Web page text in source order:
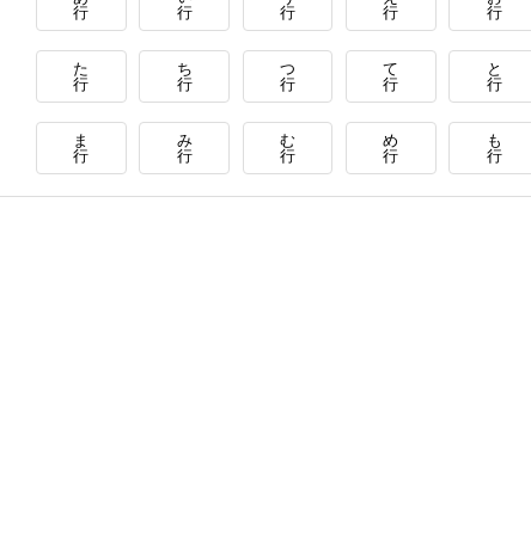
行
行
行
行
行
た
行
ち
行
つ
行
て
行
と
行
ま
行
み
行
む
行
め
行
も
行